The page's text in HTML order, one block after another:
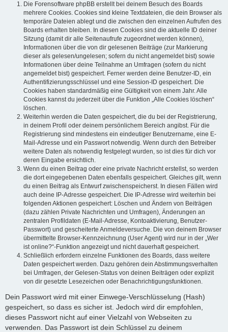
Die Forensoftware phpBB erstellt bei deinem Besuch des Boards
mehrere Cookies. Cookies sind kleine Textdateien, die dein Browser als
temporäre Dateien ablegt und die zwischen den einzelnen Aufrufen des
Boards erhalten bleiben. In diesen Cookies sind die aktuelle ID deiner
Sitzung (damit dir alle Seitenaufrufe zugeordnet werden können),
Informationen über die von dir gelesenen Beiträge (zur Markierung
dieser als gelesen/ungelesen; sofern du nicht angemeldet bist) sowie
Informationen über deine Teilnahme an Umfragen (sofern du nicht
angemeldet bist) gespeichert. Ferner werden deine Benutzer-ID, ein
Authentifizierungsschlüssel und eine Session-ID gespeichert. Die
Cookies haben standardmäßig eine Gültigkeit von einem Jahr. Alle
Cookies kannst du jederzeit über die Funktion „Alle Cookies löschen“
löschen.
Weiterhin werden die Daten gespeichert, die du bei der Registrierung,
in deinem Profil oder deinem persönlichem Bereich angibst. Für die
Registrierung sind mindestens ein eindeutiger Benutzername, eine E-
Mail-Adresse und ein Passwort notwendig. Wenn durch den Betreiber
weitere Daten als notwendig festgelegt wurden, so ist dies für dich vor
deren Eingabe ersichtlich.
Wenn du einen Beitrag oder eine private Nachricht erstellst, so werden
die dort eingegebenen Daten ebenfalls gespeichert. Gleiches gilt, wenn
du einen Beitrag als Entwurf zwischenspeicherst. In diesen Fällen wird
auch deine IP-Adresse gespeichert. Die IP-Adresse wird weiterhin bei
folgenden Aktionen gespeichert: Löschen und Ändern von Beiträgen
(dazu zählen Private Nachrichten und Umfragen), Änderungen an
zentralen Profildaten (E-Mail-Adresse, Kontoaktivierung, Benutzer-
Passwort) und gescheiterte Anmeldeversuche. Die von deinem Browser
übermittelte Browser-Kennzeichnung (User Agent) wird nur in der „Wer
ist online?“-Funktion angezeigt und nicht dauerhaft gespeichert.
Schließlich erfordern einzelne Funktionen des Boards, dass weitere
Daten gespeichert werden. Dazu gehören dein Abstimmungsverhalten
bei Umfragen, der Gelesen-Status von deinen Beiträgen oder explizit
von dir gesetzte Lesezeichen oder Benachrichtigungsfunktionen.
Dein Passwort wird mit einer Einwege-Verschlüsselung (Hash)
gespeichert, so dass es sicher ist. Jedoch wird dir empfohlen,
dieses Passwort nicht auf einer Vielzahl von Webseiten zu
verwenden. Das Passwort ist dein Schlüssel zu deinem